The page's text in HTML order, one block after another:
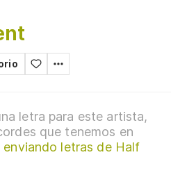
letra para este artista,
que tenemos en
enviando letras de Half